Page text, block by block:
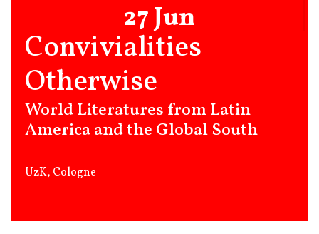
27 Jun
Convivialities
Otherwise
World Literatures from Latin
America and the Global South
UzK, Cologne